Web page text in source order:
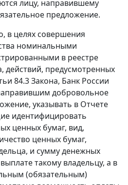
лицу, направившему
предложение.
в целях совершения
номинальными
в реестре
действий, предусмотренных
84.3 Закона, Банк России
добровольное
указывать в Отчете
идентифицировать
ценных бумаг, вид,
ценных бумаг,
и сумму денежных
такому владельцу, а в
(обязательным)